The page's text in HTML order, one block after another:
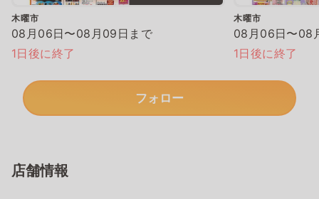
木曜市
08月06日〜08月09日まで
1日後に終了
木曜市
08月06日〜08
1日後に終了
フォロー
店舗情報